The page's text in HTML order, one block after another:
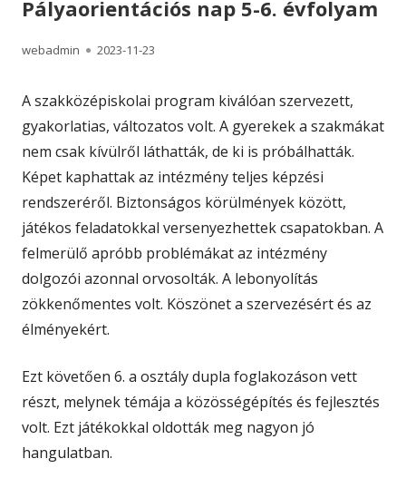
Pályaorientációs nap 5-6. évfolyam
Author
webadmin
Published
2023-11-23
A szakközépiskolai program kiválóan szervezett,
gyakorlatias, változatos volt. A gyerekek a szakmákat
nem csak kívülről láthatták, de ki is próbálhatták.
Képet kaphattak az intézmény teljes képzési
rendszeréről. Biztonságos körülmények között,
játékos feladatokkal versenyezhettek csapatokban. A
felmerülő apróbb problémákat az intézmény
dolgozói azonnal orvosolták. A lebonyolítás
zökkenőmentes volt. Köszönet a szervezésért és az
élményekért.
Ezt követően 6. a osztály dupla foglakozáson vett
részt, melynek témája a közösségépítés és fejlesztés
volt. Ezt játékokkal oldották meg nagyon jó
hangulatban.